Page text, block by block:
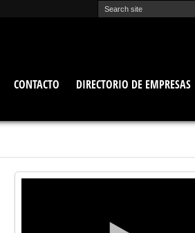
CONTACTO
DIRECTORIO DE EMPRESAS